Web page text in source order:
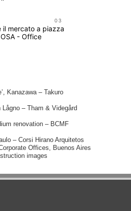
03
il mercato a piazza
- Office
Kanazawa – Takuro
– Tham & Videgård
renovation – BCMF
– Corsi Hirano Arquitetos
Offices, Buenos Aires
images